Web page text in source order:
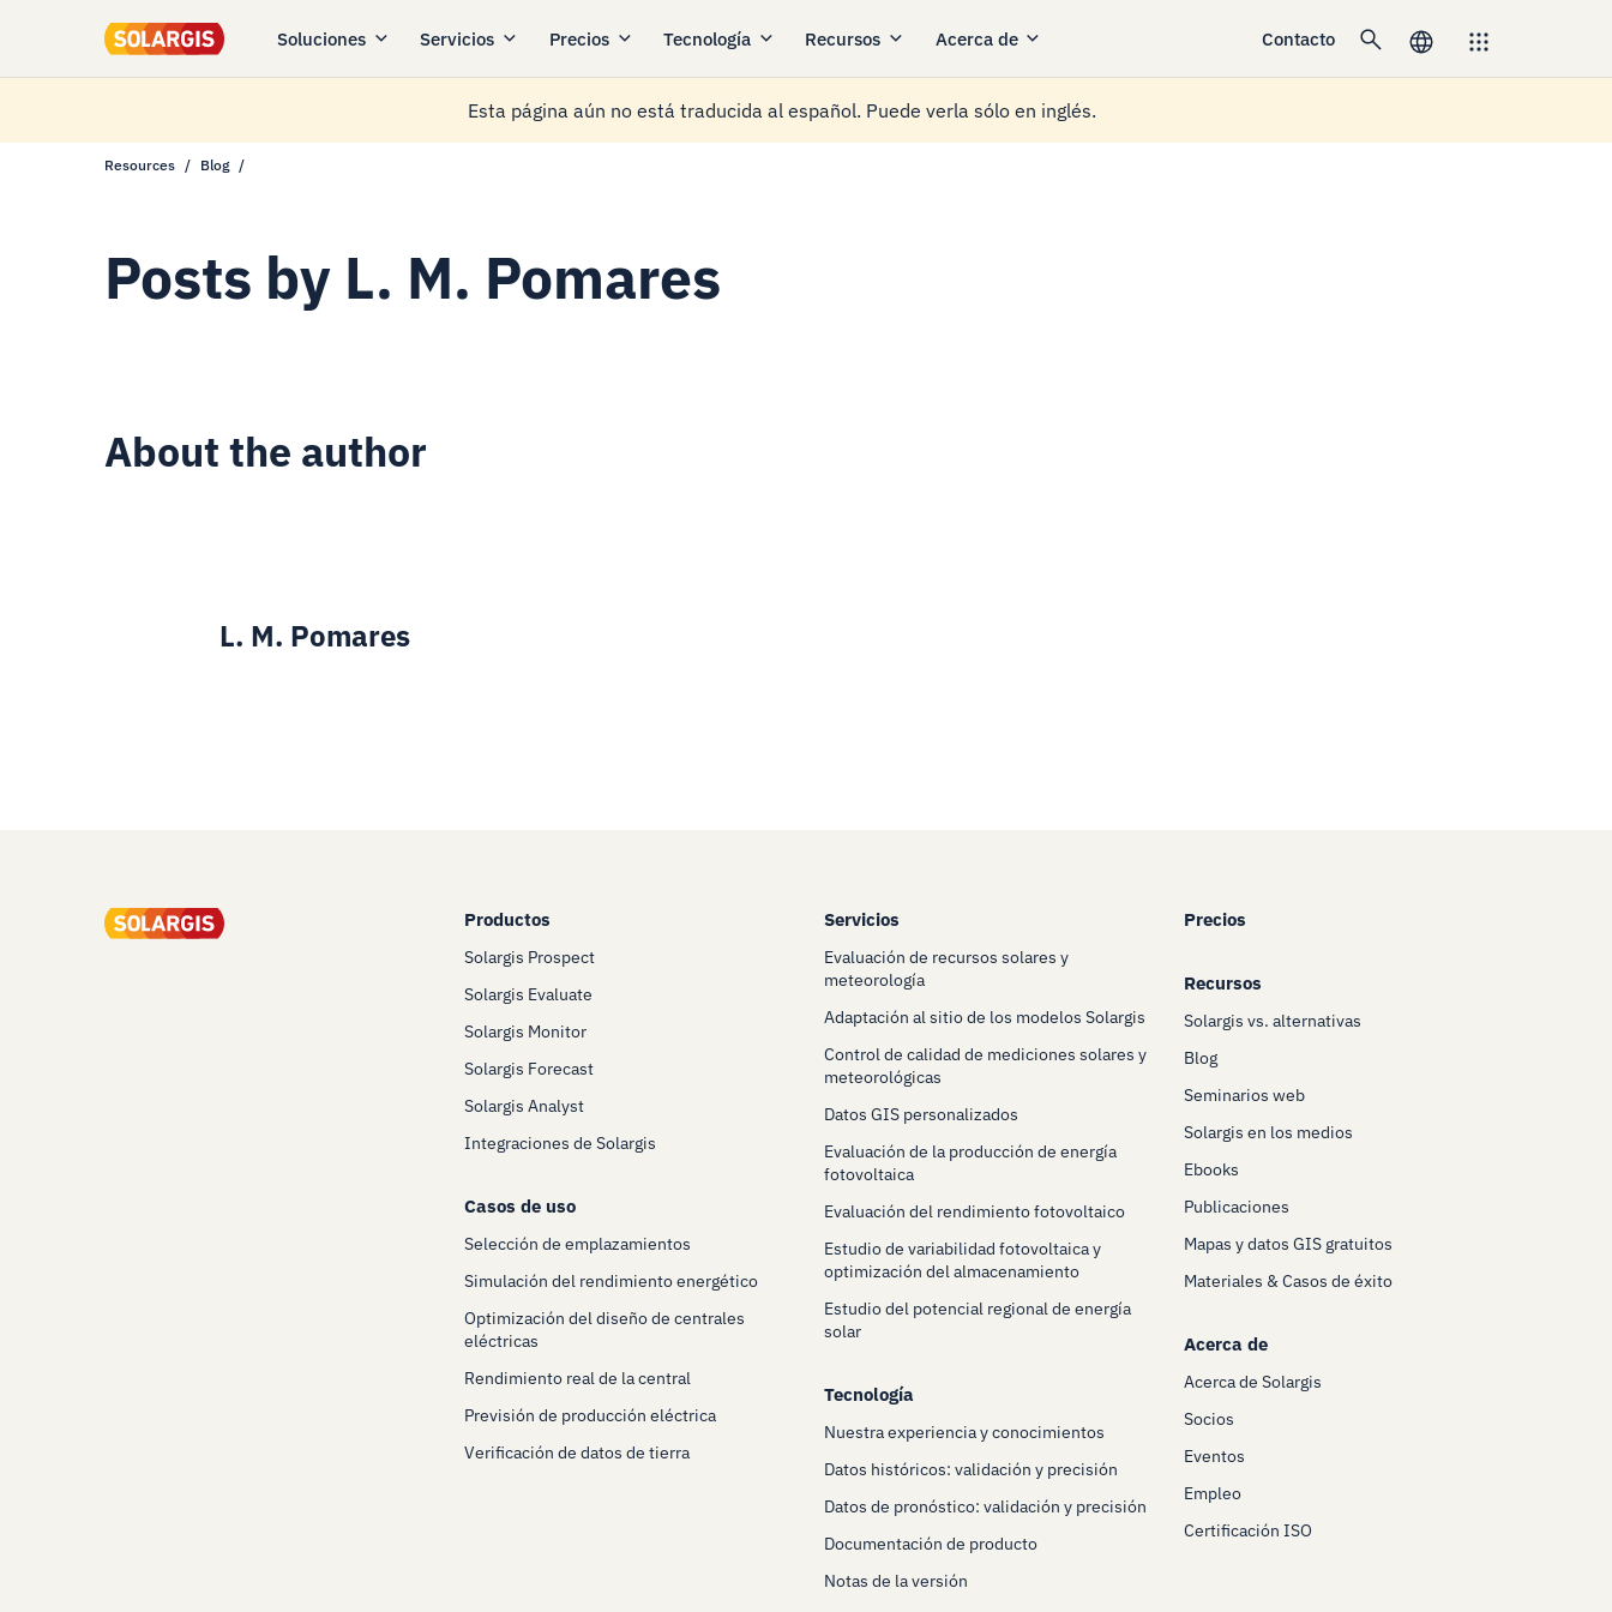
Soluciones Servicios Precios Tecnología Recursos Acerca de Contacto
Esta página aún no está traducida al español. Puede verla sólo en inglés.
Resources Blog
Posts by L. M. Pomares
About the author
L. M. Pomares
Productos
Solargis Prospect
Solargis Evaluate
Solargis Monitor
Solargis Forecast
Solargis Analyst
Integraciones de Solargis
Casos de uso
Selección de emplazamientos
Simulación del rendimiento energético
Optimización del diseño de centrales
eléctricas
Rendimiento real de la central
Previsión de producción eléctrica
Verificación de datos de tierra
Servicios
Evaluación de recursos solares y
meteorología
Adaptación al sitio de los modelos Solargis
Control de calidad de mediciones solares y
meteorológicas
Datos GIS personalizados
Evaluación de la producción de energía
fotovoltaica
Evaluación del rendimiento fotovoltaico
Estudio de variabilidad fotovoltaica y
optimización del almacenamiento
Estudio del potencial regional de energía
solar
Tecnología
Nuestra experiencia y conocimientos
Datos históricos: validación y precisión
Datos de pronóstico: validación y precisión
Documentación de producto
Notas de la versión
Precios
Recursos
Solargis vs. alternativas
Blog
Seminarios web
Solargis en los medios
Ebooks
Publicaciones
Mapas y datos GIS gratuitos
Materiales & Casos de éxito
Acerca de
Acerca de Solargis
Socios
Eventos
Empleo
Certificación ISO